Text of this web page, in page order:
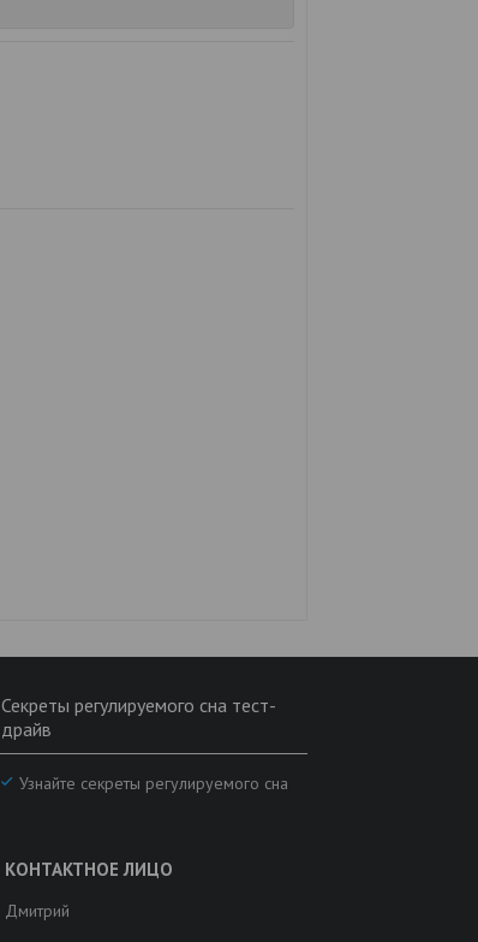
Секреты регулируемого сна тест-
драйв
Узнайте секреты регулируемого сна
Дмитрий